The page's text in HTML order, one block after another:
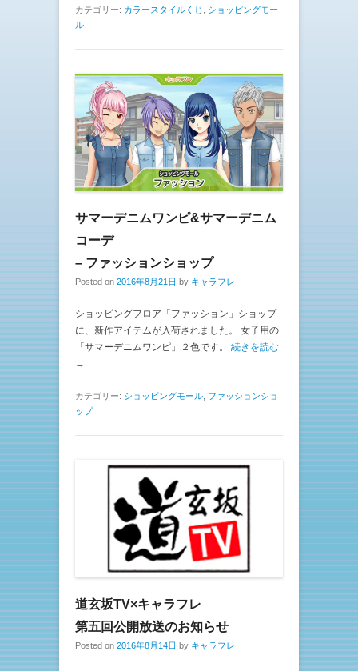
カテゴリー: カラースタイルくじ
ショッピングモー
ル
サマーデニムワンピ&サマーデニム
コーデ
– ファッションショップ
Posted on 2016年8月21日 by キャラフレ
ショッピングフロア「ファッション」ショップ
に、新作アイテムが入荷されました。 女子用の
「サマーデニムワンピ」２色です。 続きを読む
→
カテゴリー: ショッピングモール ファッションショ
ップ
道玄坂TV×キャラフレ
第五回公開放送のお知らせ
Posted on 2016年8月14日 by キャラフレ